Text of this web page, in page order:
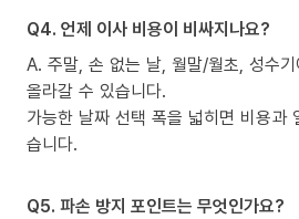
Q4. 언제 이사 비용이 비싸지나요?
A. 주말, 손 없는 날, 월말/월초, 성수
올라갈 수 있습니다.
가능한 날짜 선택 폭을 넓히면 비용과
습니다.
Q5. 파손 방지 포인트는 무엇인가요?